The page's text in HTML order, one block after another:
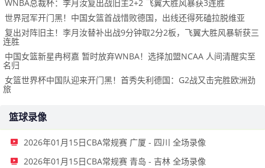
WNBA总裁杯：李月汝复出战旧主2+2 飞翼大胜风暴获3连胜
世界冠军开门黑！中国女篮首战惜败德国，出线还得死磕拉脱维亚
复出对阵旧主！李月汝替补出战9分钟取2分2板，飞翼大胜风暴斩获三
连胜
中国女篮新星冉柯嘉 暂时放弃WNBA！选择加盟NCAA 人间清醒实至
名归
女篮世界杯中国队迎来开门黑！首秀失利德国：G2战又击完胜欧洲劲
旅
篮球录像
2026年01月15日CBA常规赛 广厦 - 四川 全场录像
2026年01月15日CBA常规赛 青岛 - 吉林 全场录像